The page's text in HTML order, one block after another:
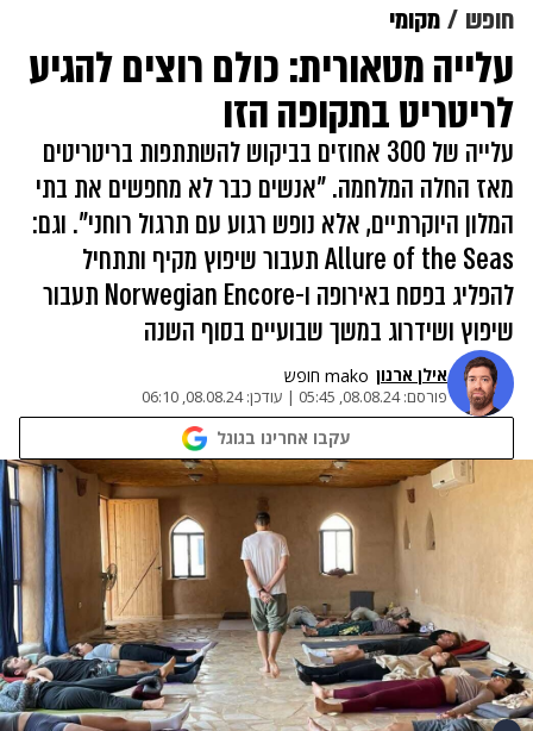
חופש מקומי
עלייה מטאורית: כולם רוצים להגיע
לריטריט בתקופה הזו
עלייה של 300 אחוזים בביקוש להשתתפות בריטריטים
מאז החלה המלחמה. "אנשים כבר לא מחפשים את בתי
המלון היוקרתיים, אלא נופש רגוע עם תרגול רוחני". וגם:
Allure of the Seas תעבור שיפוץ מקיף ותתחיל
להפליג בפסח באירופה ו-Norwegian Encore תעבור
שיפוץ ושידרוג במשך שבועיים בסוף השנה
אילן ארנון mako חופש
פורסם:08.08.24, 05:45
| עודכן:08.08.24, 06:10
עקבו אחרינו בגוגל